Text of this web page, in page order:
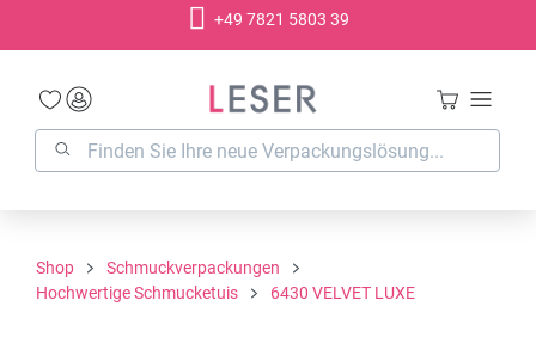
+49 7821 5803 39
Shop
Schmuckverpackungen
Hochwertige Schmucketuis
6430 VELVET LUXE